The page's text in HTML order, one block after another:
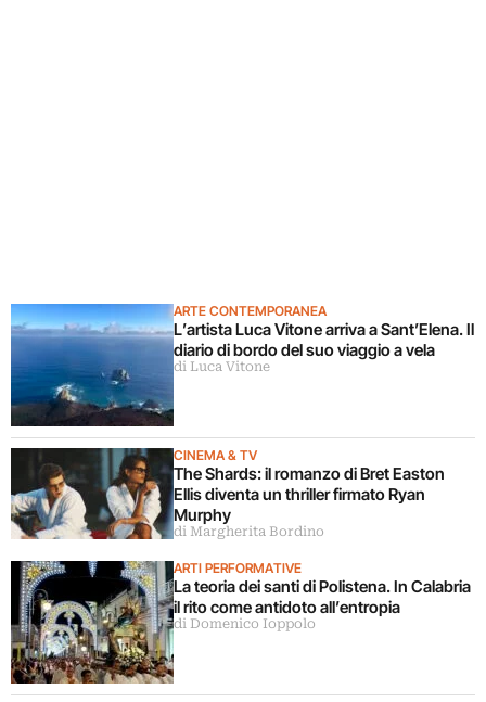
ARTE CONTEMPORANEA
L’artista Luca Vitone arriva a Sant’Elena. Il
diario di bordo del suo viaggio a vela
di Luca Vitone
CINEMA & TV
The Shards: il romanzo di Bret Easton
Ellis diventa un thriller firmato Ryan
Murphy
di Margherita Bordino
ARTI PERFORMATIVE
La teoria dei santi di Polistena. In Calabria
il rito come antidoto all’entropia
di Domenico Ioppolo